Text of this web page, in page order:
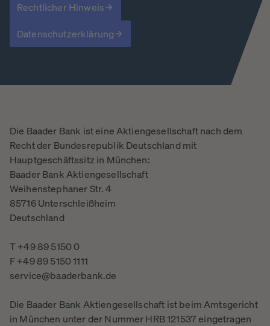
Rechtlicher Hinweis
Datenschutzerklärung
Die Baader Bank ist eine Aktiengesellschaft nach dem
Recht der Bundesrepublik Deutschland mit
Hauptgeschäftssitz in München:
Baader Bank Aktiengesellschaft
Weihenstephaner Str. 4
85716 Unterschleißheim
Deutschland
T +49 89 5150 0
F +49 89 5150 1111
service@baaderbank.de
Die Baader Bank Aktiengesellschaft ist beim Amtsgericht
in München unter der Nummer HRB 121537 eingetragen